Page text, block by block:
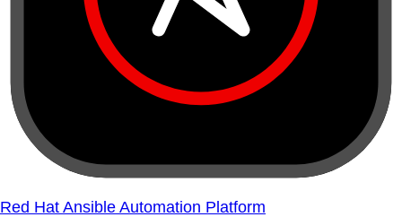
Red Hat Ansible Automation Platform